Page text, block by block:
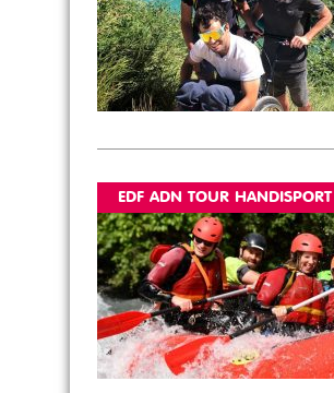
EDF ADN TOUR HANDISPORT